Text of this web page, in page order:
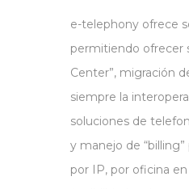
e-telephony ofrece
permitiendo ofrecer
Center”, migración
siempre la
soluciones de
y manejo de
por IP, por oficina